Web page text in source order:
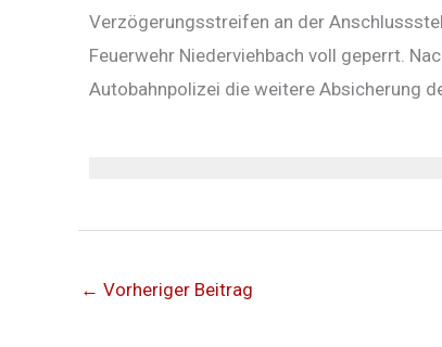
Verzögerungsstreifen an der
Feuerwehr Niederviehbach voll geperrt.
Autobahnpolizei die weitere Absicherung
← Vorheriger Beitrag